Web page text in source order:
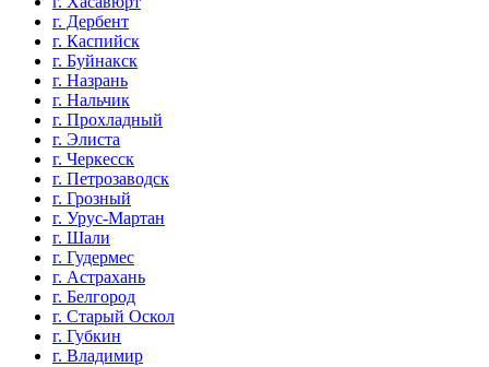
г. Дербент
г. Каспийск
г. Буйнакск
г. Назрань
г. Нальчик
г. Прохладный
г. Элиста
г. Черкесск
г. Петрозаводск
г. Грозный
г. Урус-Мартан
г. Шали
г. Гудермес
г. Астрахань
г. Белгород
г. Старый Оскол
г. Губкин
г. Владимир